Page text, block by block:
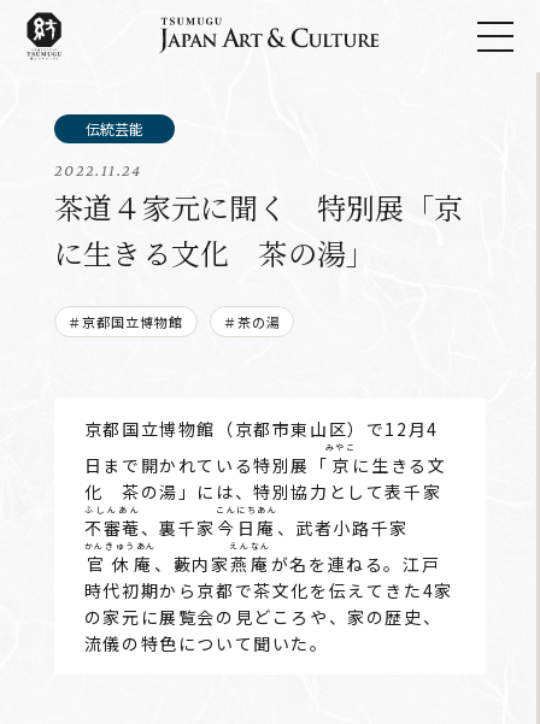
2022.11.24
茶道４家元に聞く 特別展「京
に生きる文化 茶の湯」
＃京都国立博物館 ＃茶の湯
京都国立博物館（京都市東山区）で12月4
日まで開かれている特別展「 京
みやこ
に生きる文
化 茶の湯」には、特別協力として表千家
不審菴
ふしんあん
、裏千家今日庵
こんにちあん
、武者小路千家
官休庵
かんきゅうあん
、藪内家燕庵
えんなん
が名を連ねる。江戸
時代初期から京都で茶文化を伝えてきた4家
の家元に展覧会の見どころや、家の歴史、
流儀の特色について聞いた。